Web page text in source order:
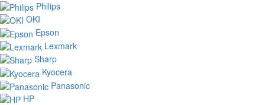
Philips
OKI
Epson
Lexmark
Sharp
Kyocera
Panasonic
HP